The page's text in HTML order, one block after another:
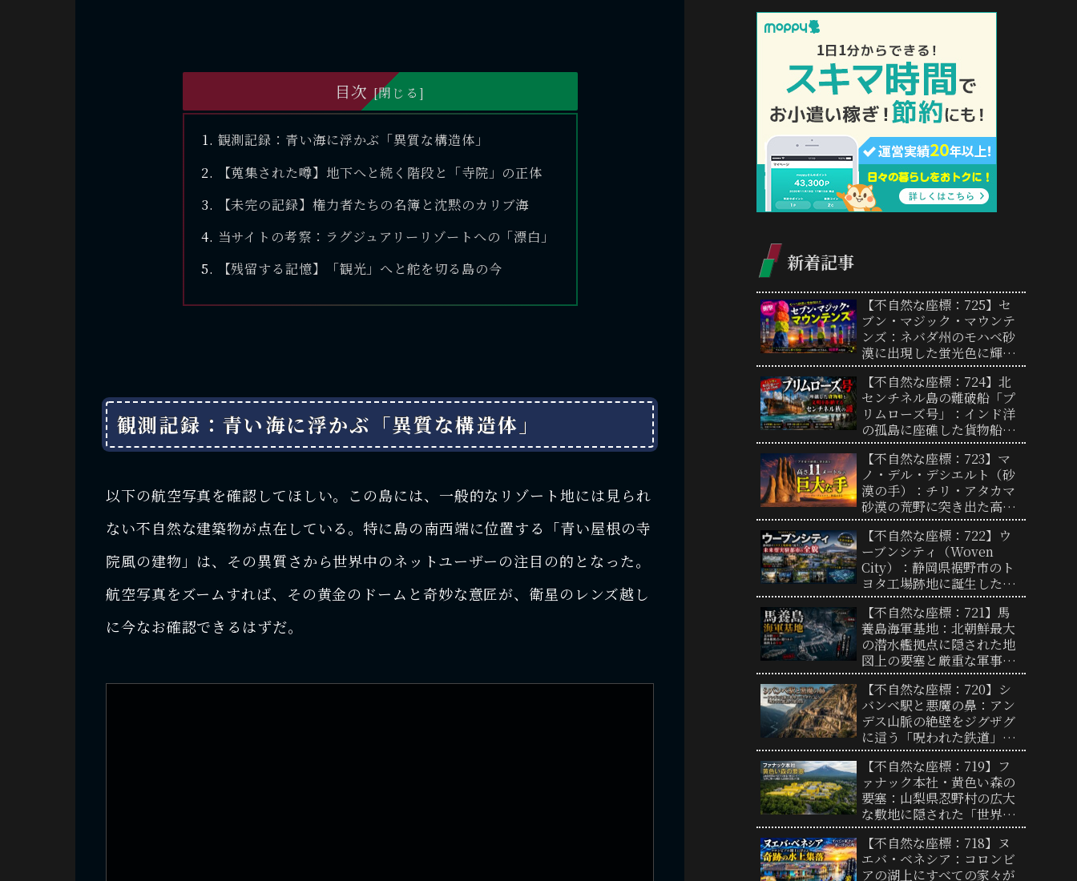
目次
観測記録：青い海に浮かぶ「異質な構造体」
【蒐集された噂】地下へと続く階段と「寺院」の正体
【未完の記録】権力者たちの名簿と沈黙のカリブ海
当サイトの考察：ラグジュアリーリゾートへの「漂白」
【残留する記憶】「観光」へと舵を切る島の今
観測記録：青い海に浮かぶ「異質な構造体」
以下の航空写真を確認してほしい。この島には、一般的なリゾート地には見られ
ない不自然な建築物が点在している。特に島の南西端に位置する「青い屋根の寺
院風の建物」は、その異質さから世界中のネットユーザーの注目の的となった。
航空写真をズームすれば、その黄金のドームと奇妙な意匠が、衛星のレンズ越し
に今なお確認できるはずだ。
新着記事
【不自然な座標：725】セ
ブン・マジック・マウンテ
ンズ：ネバダ州のモハベ砂
漠に出現した蛍光色に輝く
巨大な石の塔群
【不自然な座標：724】北
センチネル島の難破船「プ
リムローズ号」：インド洋
の孤島に座礁した貨物船と
文明を拒絶するセンチネル
族の謎
【不自然な座標：723】マ
ノ・デル・デシエルト（砂
漠の手）：チリ・アタカマ
砂漠の荒野に突き出た高さ
11メートルの巨大な彫刻と
奇妙な景観の謎
【不自然な座標：722】ウ
ーブンシティ（Woven
City）：静岡県裾野市のト
ヨタ工場跡地に誕生した未
来型実験都市の全貌と「リ
アルな街」の謎
【不自然な座標：721】馬
養島海軍基地：北朝鮮最大
の潜水艦拠点に隠された地
図上の要塞と厳重な軍事境
界線の実態
【不自然な座標：720】シ
バンベ駅と悪魔の鼻：アン
デス山脈の絶壁をジグザグ
に這う「呪われた鉄道」の
終着点と驚異の地形
【不自然な座標：719】フ
ァナック本社・黄色い森の
要塞：山梨県忍野村の広大
な敷地に隠された「世界工
場の心臓部」と圧倒的支配
力の謎
【不自然な座標：718】ヌ
エバ・ベネシア：コロンビ
アの湖上にすべての家々が